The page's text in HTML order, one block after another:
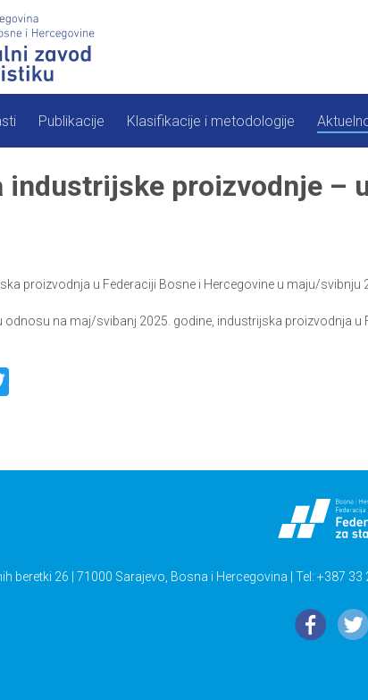
Publikacije Klasifikacije i metodologije
industrijske proizvodnje –
proizvodnja u Federaciji Bosne i Hercegovine u maju/svibnju
na maj/svibanj 2025. godine, industrijska proizvodnja u
beretki 26 | 71000 Sarajevo, Bosna i Hercegovina | Tel: +387 33